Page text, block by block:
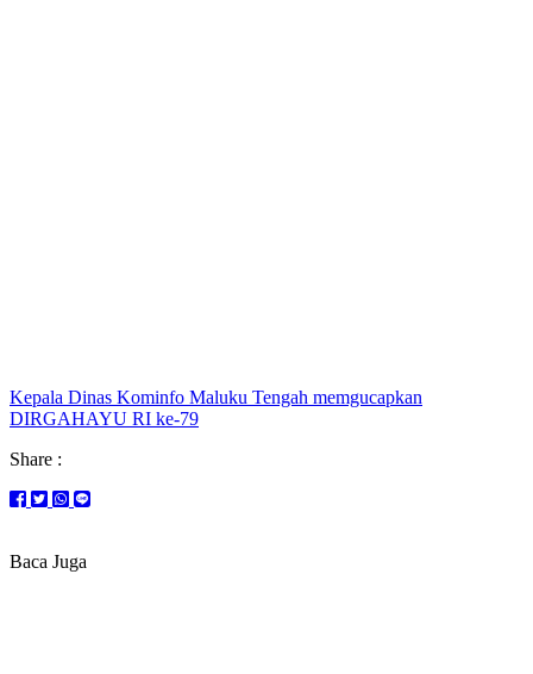
Kepala Dinas Kominfo Maluku Tengah memgucapkan
DIRGAHAYU RI ke-79
Share :
Baca Juga